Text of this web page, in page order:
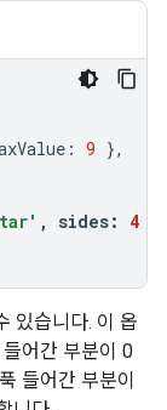
: 9 },
, sides: 4
있습니다. 이 옵
어간 부분이 0
들어간 부분이